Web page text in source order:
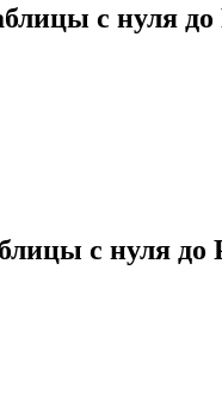
с нуля
с нуля до